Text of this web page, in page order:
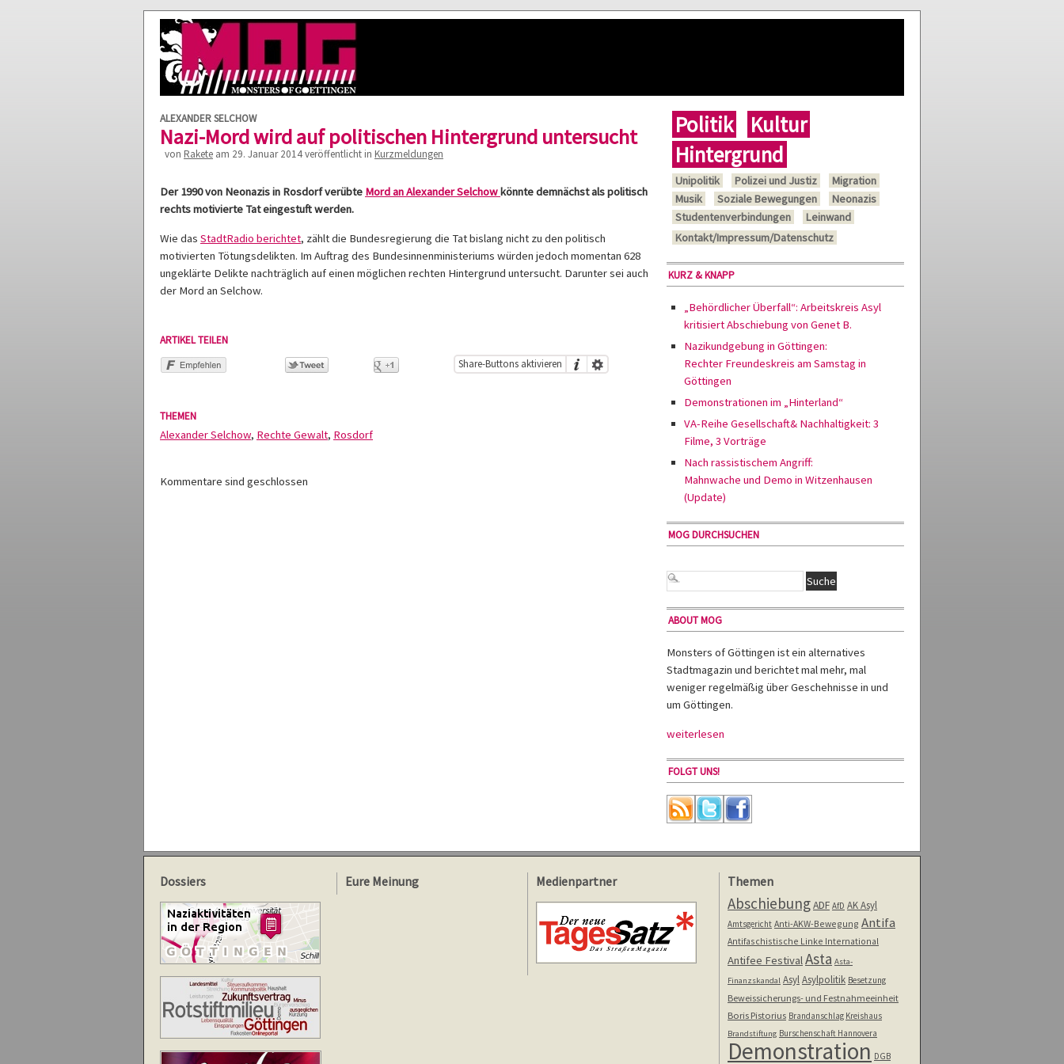
ALEXANDER SELCHOW
Nazi-Mord wird auf politischen Hintergrund untersucht
von Rakete am 29. Januar 2014 veröffentlicht in Kurzmeldungen
Der 1990 von Neonazis in Rosdorf verübte Mord an Alexander Selchowkönnte demnächst als politisch
rechts motivierte Tat eingestuft werden.
Wie das StadtRadio berichtet, zählt die Bundesregierung die Tat bislang nicht zu den politisch
motivierten Tötungsdelikten. Im Auftrag des Bundesinnenministeriums würden jedoch momentan 628
ungeklärte Delikte nachträglich auf einen möglichen rechten Hintergrund untersucht. Darunter sei auch
der Mord an Selchow.
ARTIKEL TEILEN
Share-Buttons aktivieren
THEMEN
Alexander Selchow, Rechte Gewalt, Rosdorf
Kommentare sind geschlossen
Politik
Kultur
Hintergrund
Unipolitik Polizei und Justiz
Migration
Musik
Soziale Bewegungen
Neonazis
Studentenverbindungen
Leinwand
Kontakt/Impressum/Datenschutz
KURZ & KNAPP
„Behördlicher Überfall“: Arbeitskreis Asyl
kritisiert Abschiebung von Genet B.
Nazikundgebung in Göttingen:
Rechter Freundeskreis am Samstag in
Göttingen
Demonstrationen im „Hinterland“
VA-Reihe Gesellschaft& Nachhaltigkeit: 3
Filme, 3 Vorträge
Nach rassistischem Angriff:
Mahnwache und Demo in Witzenhausen
(Update)
MOG DURCHSUCHEN
ABOUT MOG
Monsters of Göttingen ist ein alternatives
Stadtmagazin und berichtet mal mehr, mal
weniger regelmäßig über Geschehnisse in und
um Göttingen.
weiterlesen
FOLGT UNS!
Dossiers Eure Meinung Medienpartner Themen
AbschiebungADF AfD AK Asyl
Amtsgericht Anti-AKW-Bewegung Antifa
Antifaschistische Linke International
Antifee FestivalAsta Asta-
Finanzskandal Asyl Asylpolitik Besetzung
Beweissicherungs- und Festnahmeeinheit
Boris Pistorius Brandanschlag Kreishaus
Brandstiftung Burschenschaft Hannovera
Demonstration DGB